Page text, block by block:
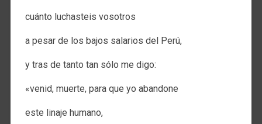
cuánto luchasteis vosotros
a pesar de los bajos salarios del Perú,
y tras de tanto tan sólo me digo:
«venid, muerte, para que yo abandone
este linaje humano,